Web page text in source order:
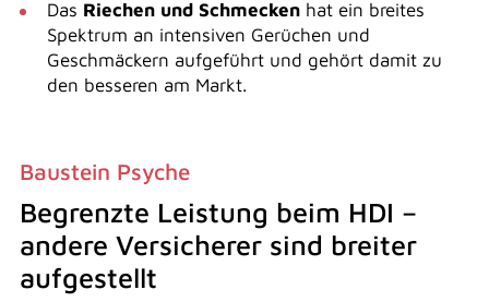
Das Riechen und Schmeckenhat ein breites
Spektrum an intensiven Gerüchen und
Geschmäckern aufgeführt und gehört damit zu
den besseren am Markt.
Baustein Psyche
Begrenzte Leistung beim HDI –
andere Versicherer sind breiter
aufgestellt